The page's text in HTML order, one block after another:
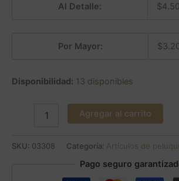
Al Detalle: $
Por Mayor: $
Disponibilidad: 13 disponibles
Agregar al carrito
SKU: 03308 Categoría: Artículos de
Pago seguro